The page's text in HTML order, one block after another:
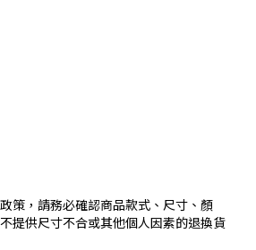
策，請務必確認商品款式、尺寸、顏
提供尺寸不合或其他個人因素的退換貨